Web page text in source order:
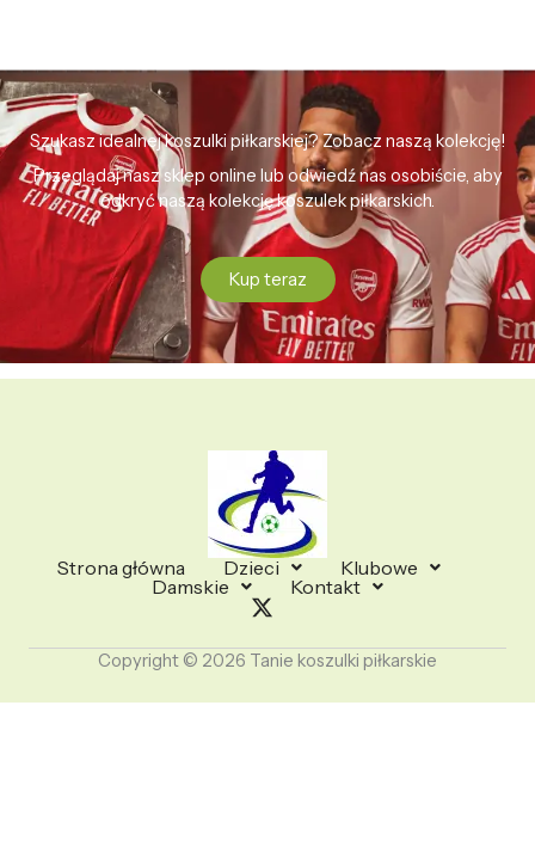
Szukasz idealnej koszulki piłkarskiej? Zobacz naszą kolekcję!
Przeglądaj nasz sklep online lub odwiedź nas osobiście, aby
odkryć naszą kolekcję koszulek piłkarskich.
Kup teraz
Strona główna Dzieci
Klubowe
Damskie
Kontakt
Copyright © 2026 Tanie koszulki piłkarskie